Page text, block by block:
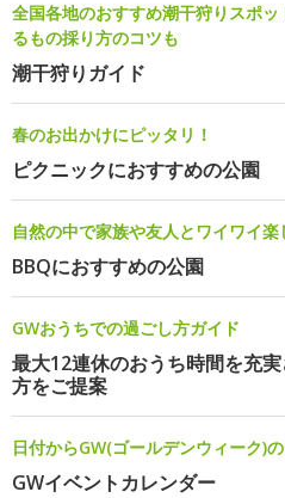
全国各地のおすすめ潮干狩りスポ
るもの採り方のコツも
潮干狩りガイド
春のお出かけにピッタリ！
ピクニックにおすすめの公園
自然の中で家族や友人とワイワイ楽
BBQにおすすめの公園
GWおうちでの過ごし方ガイド
最大12連休のおうち時間を充
方をご提案
日付からGW(ゴールデンウィーク)
GWイベントカレンダー